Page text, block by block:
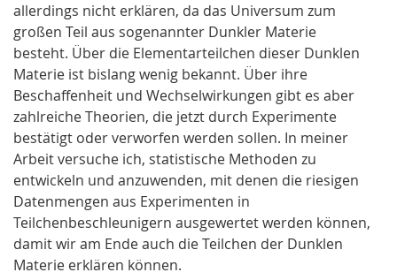
allerdings nicht erklären, da das Universum zum
großen Teil aus sogenannter Dunkler Materie
besteht. Über die Elementarteilchen dieser Dunklen
Materie ist bislang wenig bekannt. Über ihre
Beschaffenheit und Wechselwirkungen gibt es aber
zahlreiche Theorien, die jetzt durch Experimente
bestätigt oder verworfen werden sollen. In meiner
Arbeit versuche ich, statistische Methoden zu
entwickeln und anzuwenden, mit denen die riesigen
Datenmengen aus Experimenten in
Teilchenbeschleunigern ausgewertet werden können,
damit wir am Ende auch die Teilchen der Dunklen
Materie erklären können.